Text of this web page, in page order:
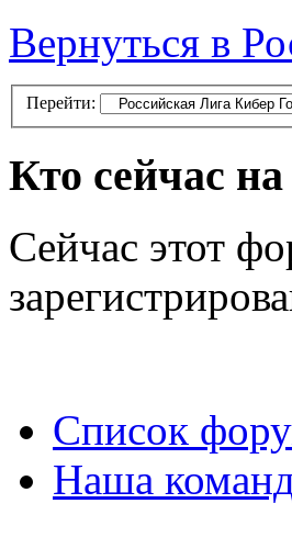
Вернуться в
Перейти:
Кто сейчас
Сейчас этот
Список
Наша